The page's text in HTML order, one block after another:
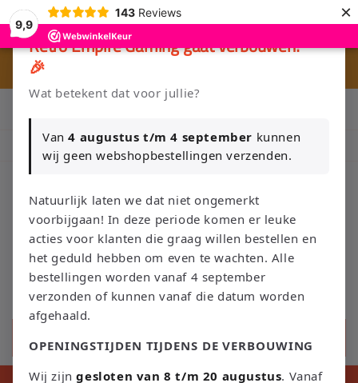
9,9
143 Reviews ×
Meteen
naar de
content
Klik Hier en Verkoop je Game of TCG collectie aan Retro Empire
Nieuw: zoek je Magic-deck automatisch op in onze voorraad.
Winkelwagen
Kortingscode tijdens ons verbouwing10% Korting op Games en
Retro Empire Gaming gaat verbouwen!
🎉
Wat betekent dat voor jullie?
Van4 augustus t/m 4 september kunnen
wij geen webshopbestellingen verzenden.
Natuurlijk laten we dat niet ongemerkt
voorbijgaan! In deze periode komen er leuke
acties voor klanten die graag willen bestellen en
het geduld hebben om even te wachten. Alle
bestellingen worden vanaf 4 september
verzonden of kunnen vanaf die datum worden
afgehaald.
OPENINGSTIJDEN TIJDENS DE VERBOUWING
Wij zijngesloten van 8 t/m 20 augustus. Vanaf